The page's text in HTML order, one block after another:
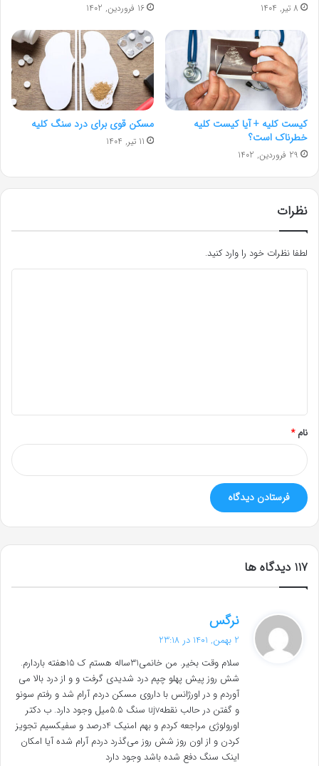
8 تیر, 1404 16 فروردین, 1402
کیست کلیه + آیا کیست کلیه
خطرناک است؟
29 فروردین, 1402
مسکن قوی برای درد سنگ کلیه
11 تیر, 1404
نظرات
لطفا نظرات خود را وارد کنید.
نام*
‫117 دیدگاه ها
نرگس
ف
:
2 بهمن, 1401 در 23:18
سلام وقت بخیر. من خانمی31ساله هستم ک 15هفته باردارم.
شش روز پیش پهلو چپم درد شدیدی گرفت و و از درد بالا می
آوردم و در اورژانس با داروی مسکن دردم آرام شد و رفتم سونو
و گفتن در حالب نقطهujv سنگ 5.5میل وجود دارد. ب دکتر
اورولوژی مراجعه کردم و بهم امنیک 4درصد و سفیکسیم تجویز
کردن و از اون روز شش روز می‌گذرد دردم آرام شده آیا امکان
اینک سنگ دفع شده باشد وجود دارد